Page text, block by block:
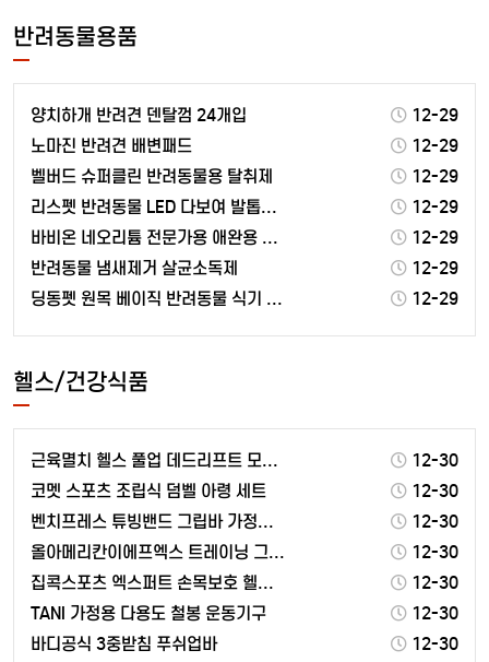
반려동물용품
양치하개 반려견 덴탈껌 24개입
12-29
노마진 반려견 배변패드
12-29
벨버드 슈퍼클린 반려동물용 탈취제
12-29
리스펫 반려동물 LED 다보여 발톱깎기 4.3 x 15…
12-29
바비온 네오리튬 전문가용 애완용 이발기 SBC-650
12-29
반려동물 냄새제거 살균소독제
12-29
딩동펫 원목 베이직 반려동물 식기 2구
12-29
헬스/건강식품
근육멸치 헬스 풀업 데드리프트 모스트그립 좌 + 우 +…
12-30
코멧 스포츠 조립식 덤벨 아령 세트
12-30
벤치프레스 튜빙밴드 그립바 가정용 근력운동 홈트 운동용…
12-30
올아메리칸이에프엑스 트레이닝 그라운드 아미노조브 EAA…
12-30
집콕스포츠 엑스퍼트 손목보호 헬스장갑
12-30
TANI 가정용 다용도 철봉 운동기구
12-30
바디공식 3중받침 푸쉬업바
12-30